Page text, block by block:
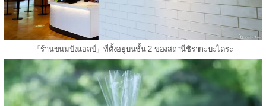
「ร้านขนมปังแอลป์」ที่ตั้งอยู่บนชั้น 2 ของสถานีชิรากะบะไดระ